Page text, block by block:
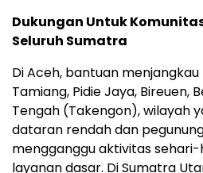
Dukungan Untuk
Seluruh Sumatra
Di Aceh, bantuan
Tamiang, Pidie Jaya, Bireuen,
Tengah (Takengon), wilayah
dataran rendah dan
mengganggu aktivitas sehari-
layanan dasar. Di Sumatra